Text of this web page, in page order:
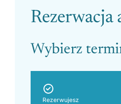
Please leave this field
Rezerwacja
Wybierz
Rezerwujesz